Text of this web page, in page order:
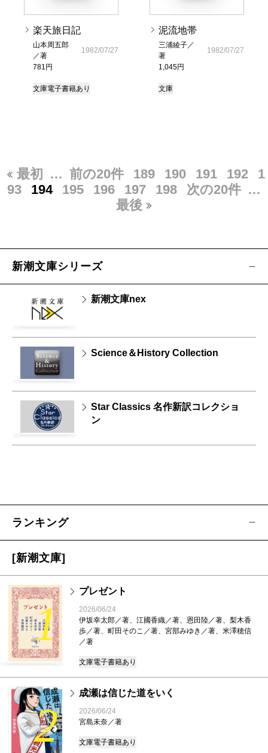
楽天旅日記
山本周五郎
／著
781円
1982/07/27
文庫電子書籍あり
泥流地帯
三浦綾子／
著
1,045円
1982/07/27
文庫
最初 … 前の20件 189 190 191 192
1
93
194 195 196 197 198 次の20件 …
最後
新潮文庫シリーズ
新潮文庫nex
Science＆History Collection
Star Classics 名作新訳コレクショ
ン
ランキング
[新潮文庫]
1
プレゼント
2026/06/24
伊坂幸太郎／著、江國香織／著、恩田陸／著、梨木香
歩／著、町田そのこ／著、宮部みゆき／著、米澤穂信
／著
文庫電子書籍あり
2
成瀬は信じた道をいく
2026/06/24
宮島未奈／著
文庫電子書籍あり